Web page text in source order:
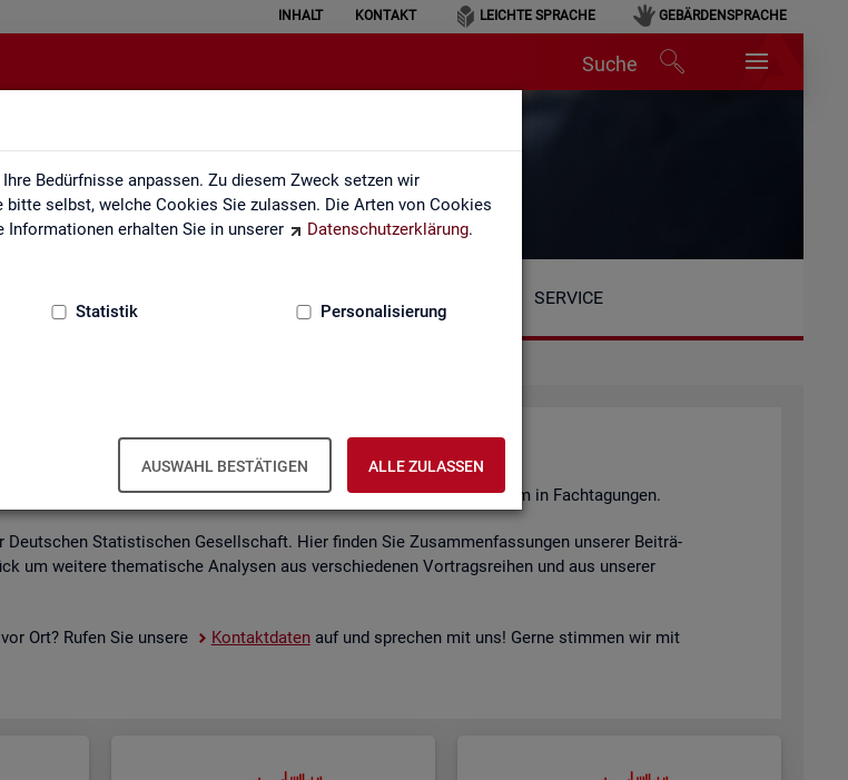
Bedürfnisse anpassen. Zu diesem Zweck setzen wir
selbst, welche Cookies Sie zulassen. Die Arten von Cookies
Informationen erhalten Sie in unserer
Datenschutzerklärung.
Statistik Personalisierung
AUSWAHL BESTÄTIGEN ALLE ZULASSEN
INHALT KONTAKT LEICHTE SPRACHE GEBÄRDENSPRACHE
Suche
angewendet
SERVICE
an­ge­wen­det
Die Ana­ly­se­er­geb­nis­se prä­sen­tie­ren wir unter an­de­rem in Fach­ta­gun­gen.
Sta­tis­ti­schen Ge­sell­schaft. Hier fin­den Sie Zu­sam­men­fas­sun­gen un­se­rer Bei­trä­
um wei­te­re the­ma­ti­sche Ana­ly­sen aus ver­schie­de­nen Vor­trags­rei­hen und aus un­se­rer
Ort? Rufen Sie un­se­re Kon­takt­da­tenauf und spre­chen mit uns! Gerne stim­men wir mit